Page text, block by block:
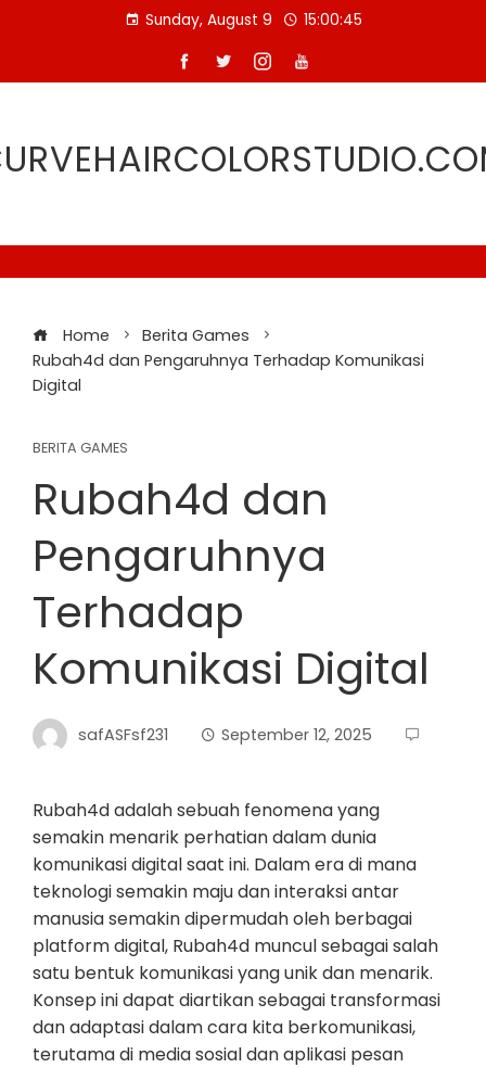
Sunday, August 9 15:00:46
Home
Berita Games
Rubah4d dan Pengaruhnya Terhadap Komunikasi
Digital
BERITA GAMES
Rubah4d dan
Pengaruhnya
Terhadap
Komunikasi Digital
safASFsf231 September 12, 2025
Rubah4d adalah sebuah fenomena yang
semakin menarik perhatian dalam dunia
komunikasi digital saat ini. Dalam era di mana
teknologi semakin maju dan interaksi antar
manusia semakin dipermudah oleh berbagai
platform digital, Rubah4d muncul sebagai salah
satu bentuk komunikasi yang unik dan menarik.
Konsep ini dapat diartikan sebagai transformasi
dan adaptasi dalam cara kita berkomunikasi,
terutama di media sosial dan aplikasi pesan